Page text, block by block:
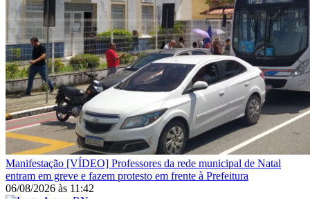
Manifestação [VÍDEO] Professores da rede municipal de Natal
entram em greve e fazem protesto em frente à Prefeitura
06/08/2026 às 11:42